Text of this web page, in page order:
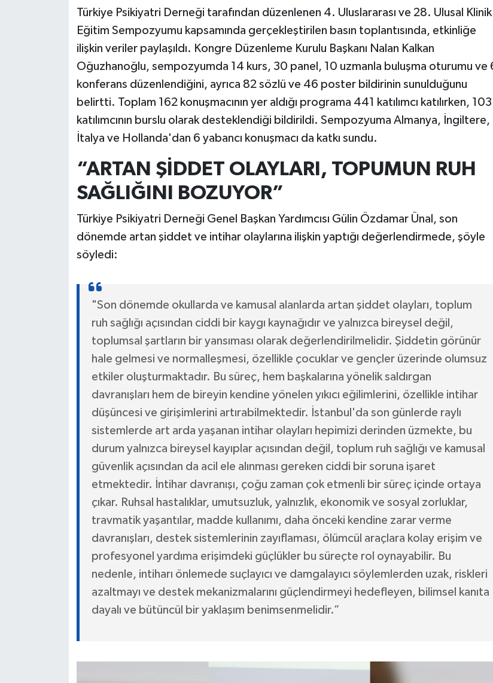
Türkiye Psikiyatri Derneği tarafından düzenlenen 4. Uluslararası ve 28. Ulusal Klinik
Eğitim Sempozyumu kapsamında gerçekleştirilen basın toplantısında, etkinliğe
ilişkin veriler paylaşıldı. Kongre Düzenleme Kurulu Başkanı Nalan Kalkan
Oğuzhanoğlu, sempozyumda 14 kurs, 30 panel, 10 uzmanla buluşma oturumu ve
konferans düzenlendiğini, ayrıca 82 sözlü ve 46 poster bildirinin sunulduğunu
belirtti. Toplam 162 konuşmacının yer aldığı programa 441 katılımcı katılırken, 103
katılımcının burslu olarak desteklendiği bildirildi. Sempozyuma Almanya, İngiltere,
İtalya ve Hollanda'dan 6 yabancı konuşmacı da katkı sundu.
“ARTAN ŞİDDET OLAYLARI, TOPUMUN RUH
SAĞLIĞINI BOZUYOR”
Türkiye Psikiyatri Derneği Genel Başkan Yardımcısı Gülin Özdamar Ünal, son
dönemde artan şiddet ve intihar olaylarına ilişkin yaptığı değerlendirmede, şöyle
söyledi:
"Son dönemde okullarda ve kamusal alanlarda artan şiddet olayları, toplum
ruh sağlığı açısından ciddi bir kaygı kaynağıdır ve yalnızca bireysel değil,
toplumsal şartların bir yansıması olarak değerlendirilmelidir. Şiddetin görünür
hale gelmesi ve normalleşmesi, özellikle çocuklar ve gençler üzerinde olumsuz
etkiler oluşturmaktadır. Bu süreç, hem başkalarına yönelik saldırgan
davranışları hem de bireyin kendine yönelen yıkıcı eğilimlerini, özellikle intihar
düşüncesi ve girişimlerini artırabilmektedir. İstanbul'da son günlerde raylı
sistemlerde art arda yaşanan intihar olayları hepimizi derinden üzmekte, bu
durum yalnızca bireysel kayıplar açısından değil, toplum ruh sağlığı ve kamusal
güvenlik açısından da acil ele alınması gereken ciddi bir soruna işaret
etmektedir. İntihar davranışı, çoğu zaman çok etmenli bir süreç içinde ortaya
çıkar. Ruhsal hastalıklar, umutsuzluk, yalnızlık, ekonomik ve sosyal zorluklar,
travmatik yaşantılar, madde kullanımı, daha önceki kendine zarar verme
davranışları, destek sistemlerinin zayıflaması, ölümcül araçlara kolay erişim ve
profesyonel yardıma erişimdeki güçlükler bu süreçte rol oynayabilir. Bu
nedenle, intiharı önlemede suçlayıcı ve damgalayıcı söylemlerden uzak, riskleri
azaltmayı ve destek mekanizmalarını güçlendirmeyi hedefleyen, bilimsel kanıta
dayalı ve bütüncül bir yaklaşım benimsenmelidir.”